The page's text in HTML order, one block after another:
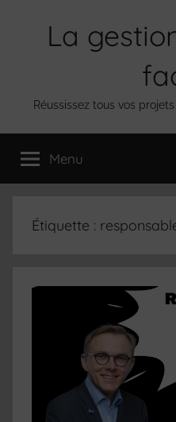
La
Réussissez tous vos
Menu
Étiquette :